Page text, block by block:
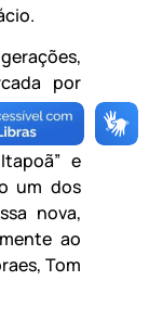
por
como
e
um dos
nova,
ao
Tom